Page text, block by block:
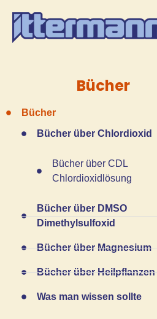
Bücher
Bücher
Bücher über Chlordioxid
Bücher über CDL
Chlordioxidlösung
Bücher über DMSO
Dimethylsulfoxid
Bücher über Magnesium
Bücher über Heilpflanzen
Was man wissen sollte